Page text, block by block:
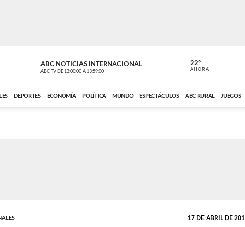
ABC NOTICIAS INTERNACIONAL
ABC TV DE 13:00:00 A 13:59:00 ABC CARDINAL
22º
AHORA
DEPORTES ECONOMÍA POLÍTICA MUNDO ESPECTÁCULOS ABC RURAL JUEGOS
17 DE ABRIL DE